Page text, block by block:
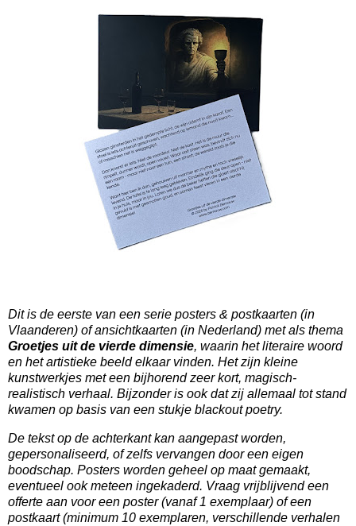
Dit is de eerste van een serie posters & postkaarten (in
Vlaanderen) of ansichtkaarten (in Nederland) met als thema
Groetjes uit de vierde dimensie, waarin het literaire woord
en het artistieke beeld elkaar vinden. Het zijn kleine
kunstwerkjes met een bijhorend zeer kort, magisch-
realistisch verhaal. Bijzonder is ook dat zij allemaal tot stand
kwamen op basis van een stukje blackout poetry.
De tekst op de achterkant kan aangepast worden,
gepersonaliseerd, of zelfs vervangen door een eigen
boodschap. Posters worden geheel op maat gemaakt,
eventueel ook meteen ingekaderd. Vraag vrijblijvend een
offerte aan voor een poster (vanaf 1 exemplaar) of een
postkaart (minimum 10 exemplaren, verschillende verhalen